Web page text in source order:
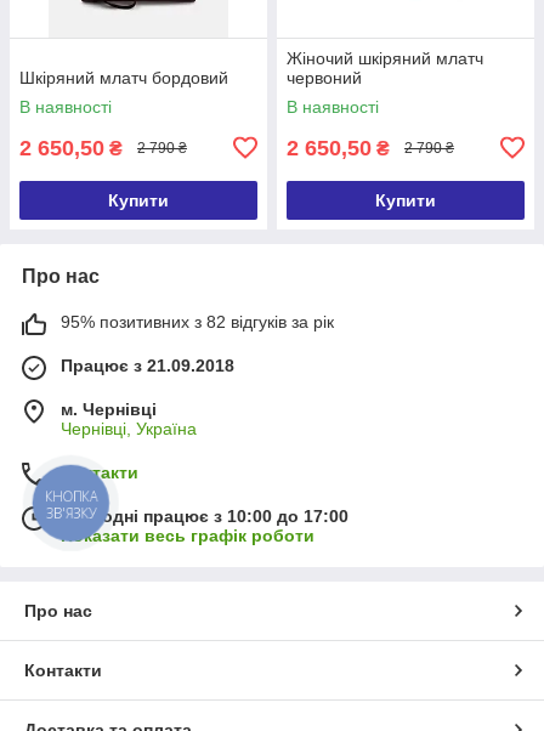
Шкіряний млатч бордовий
В наявності
2 650,50 ₴ 2 790 ₴
Купити
Жіночий шкіряний млатч
червоний
В наявності
2 650,50 ₴ 2 790 ₴
Купити
Про нас
95% позитивних з 82 відгуків за рік
Працює з 21.09.2018
м. Чернівці
Чернівці, Україна
Контакти
Сьогодні працює з 10:00 до 17:00
Показати весь графік роботи
Про нас
Контакти
КНОПКА
ЗВ'ЯЗКУ